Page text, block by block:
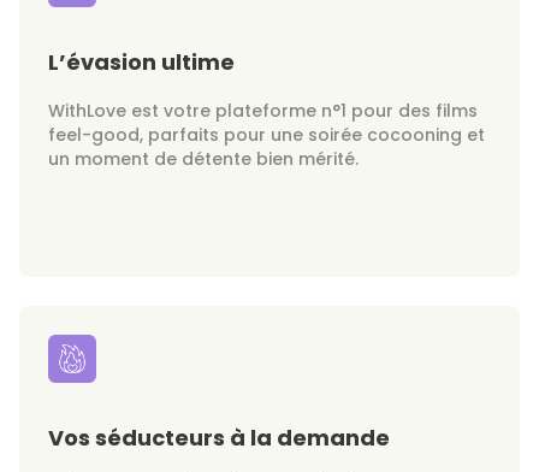
L’évasion ultime
WithLove est votre plateforme n°1 pour des films
feel-good, parfaits pour une soirée cocooning et
un moment de détente bien mérité.
Vos séducteurs à la demande